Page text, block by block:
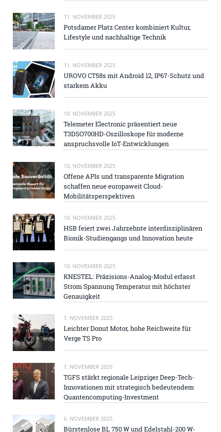
11. NOVEMBER 2025
Potsdamer Platz Center kombiniert Kultur,
Lifestyle und nachhaltige Technik
11. NOVEMBER 2025
UROVO CT58s mit Android 12, IP67-Schutz und
starkem Akku
10. NOVEMBER 2025
Telemeter Electronic präsentiert neue
T3DSO700HD-Oszilloskope für moderne
anspruchsvolle IoT-Entwicklungen
10. NOVEMBER 2025
Offene APIs und transparente Migration
schaffen neue europaweit Cloud-
Mobilitätsperspektiven
10. NOVEMBER 2025
HSB feiert zwei Jahrzehnte interdisziplinären
Bionik-Studiengangs und Innovation heute
10. NOVEMBER 2025
KNESTEL: Präzisions-Analog-Modul erfasst
Strom Spannung Temperatur mit höchster
Genauigkeit
7. NOVEMBER 2025
Leichter Donut Motor, hohe Reichweite für
Verge TS Pro
7. NOVEMBER 2025
TGFS stärkt regionale Leipziger Deep-Tech-
Innovationen mit strategisch bedeutendem
Quantencomputing-Investment
6. NOVEMBER 2025
Bürstenlose BL 750 W und Edelstahl-200 W-